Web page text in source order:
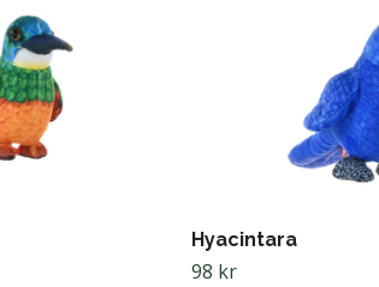
Hyacintara
98 kr